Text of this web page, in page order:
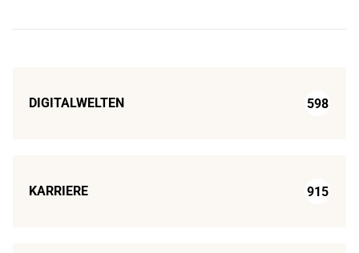
DIGITALWELTEN 598
KARRIERE 915